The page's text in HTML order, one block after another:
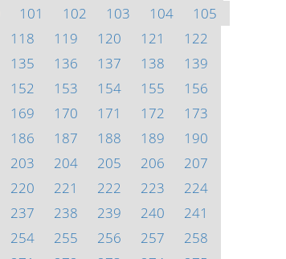
101 102 103 104
105
118 119 120 121
122
135 136 137 138
139
152 153 154 155
156
169 170 171 172
173
186 187 188 189
190
203 204 205 206
207
220 221 222 223
224
237 238 239 240
241
254 255 256 257
258